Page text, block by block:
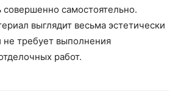
самостоятельно.
выглядит весьма эстетически
не требует выполнения
работ.